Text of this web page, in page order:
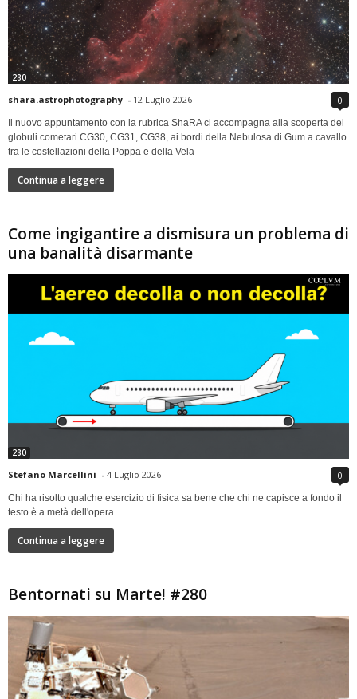
280
shara.astrophotography - 12 Luglio 2026 0
Il nuovo appuntamento con la rubrica ShaRA ci accompagna alla scoperta dei
globuli cometari CG30, CG31, CG38, ai bordi della Nebulosa di Gum a cavallo
tra le costellazioni della Poppa e della Vela
Continua a leggere
Come ingigantire a dismisura un problema di
una banalità disarmante
280
Stefano Marcellini - 4 Luglio 2026 0
Chi ha risolto qualche esercizio di fisica sa bene che chi ne capisce a fondo il
testo è a metà dell'opera...
Continua a leggere
Bentornati su Marte! #280